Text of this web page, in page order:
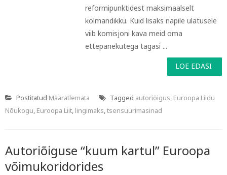
reformipunktidest maksimaalselt
kolmandikku. Kuid lisaks napile ulatusele
viib komisjoni kava meid oma
ettepanekutega tagasi ...
LOE EDASI
Postitatud Määratlemata Tagged autoriõigus, Euroopa Liidu
Nõukogu, Euroopa Liit, lingimaks,tsensuurimasinad
Autoriõiguse “kuum kartul” Euroopa
võimu­koridorides